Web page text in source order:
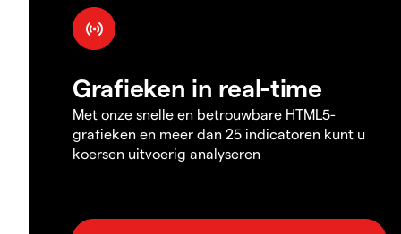
Grafieken in real-time
Met onze snelle en betrouwbare HTML5-
grafieken en meer dan 25 indicatoren kunt u
koersen uitvoerig analyseren